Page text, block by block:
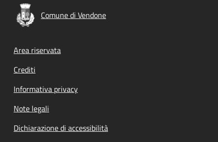
Comune di Vendone
Footer menu
Area riservata
Crediti
Informativa privacy
Note legali
Dichiarazione di accessibilità